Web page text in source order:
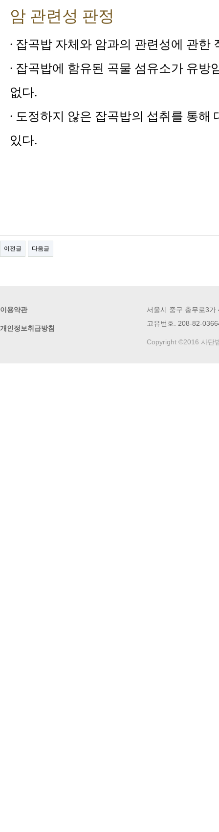
암 관련성 판정
∙ 잡곡밥 자체와 암과의 관련성에 관한
∙ 잡곡밥에 함유된 곡물 섬유소가 유
없다.
∙ 도정하지 않은 잡곡밥의 섭취를 통해
있다.
이전글 다음글
이용약관
개인정보취급방침
서울시 중구 충무로3
고유번호. 208-82-
Copyright ©2016 사단